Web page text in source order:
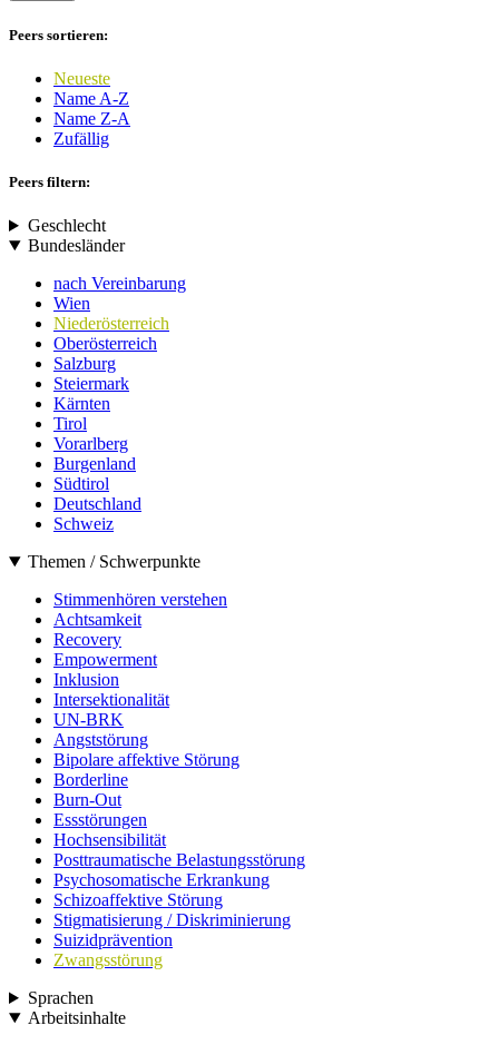
Peers sortieren:
Neueste
Name A-Z
Name Z-A
Zufällig
Peers filtern:
Geschlecht
Bundesländer
nach Vereinbarung
Wien
Niederösterreich
Oberösterreich
Salzburg
Steiermark
Kärnten
Tirol
Vorarlberg
Burgenland
Südtirol
Deutschland
Schweiz
Themen / Schwerpunkte
Stimmenhören verstehen
Achtsamkeit
Recovery
Empowerment
Inklusion
Intersektionalität
UN-BRK
Angststörung
Bipolare affektive Störung
Borderline
Burn-Out
Essstörungen
Hochsensibilität
Posttraumatische Belastungsstörung
Psychosomatische Erkrankung
Schizoaffektive Störung
Stigmatisierung / Diskriminierung
Suizidprävention
Zwangsstörung
Sprachen
Arbeitsinhalte